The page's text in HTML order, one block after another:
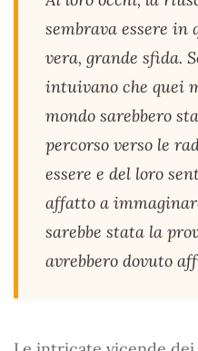
sembrava essere in
vera, grande sfida.
intuivano che quei
mondo sarebbero
percorso verso le
essere e del loro
affatto a
sarebbe stata la
avrebbero dovuto